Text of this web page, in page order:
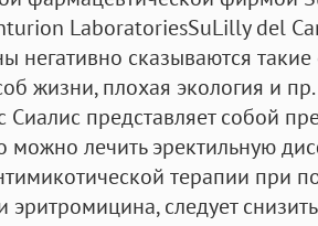
LaboratoriesSuLilly del
негативно сказываются
жизни, плохая экология и
представляет собой
можно лечить эректильную
терапии при
эритромицина, следует